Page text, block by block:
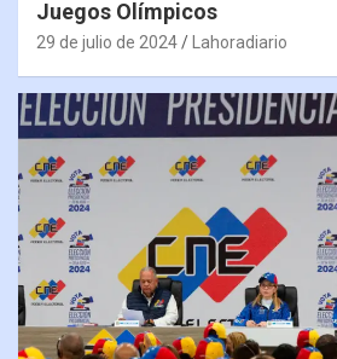
Juegos Olímpicos
29 de julio de 2024 Lahoradiario